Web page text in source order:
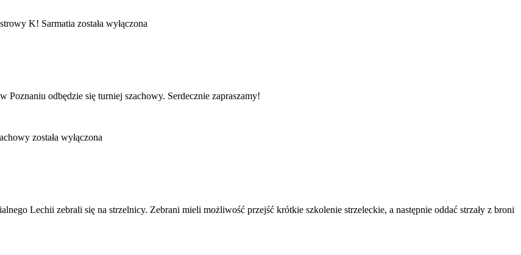
K! Sarmatia została wyłączona
Poznaniu odbędzie się turniej szachowy. Serdecznie zapraszamy!
została wyłączona
Lechii zebrali się na strzelnicy. Zebrani mieli możliwość przejść krótkie szkolenie strzeleckie, a następnie oddać strzały z broni